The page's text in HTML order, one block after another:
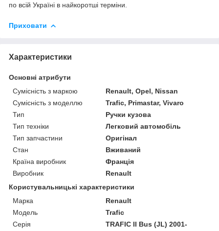
по всій Україні в найкоротші терміни.
Приховати
Характеристики
Основні атрибути
Сумісність з маркою
Renault, Opel, Nissan
Сумісність з моделлю
Trafic, Primastar, Vivaro
Тип
Ручки кузова
Тип техніки
Легковий автомобіль
Тип запчастини
Оригінал
Стан
Вживаний
Країна виробник
Франція
Виробник
Renault
Користувальницькі характеристики
Марка
Renault
Модель
Trafic
Серія
TRAFIC II Bus (JL) 2001-